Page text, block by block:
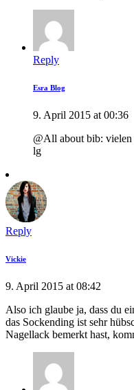
Reply
Esra Blog
9. April 2015 at 00:36
@All about bib:
lg
Reply
Vickie
9. April 2015 at 08:42
Also ich glaube ja, dass du
das Sockending ist sehr
Nagellack bemerkt hast,